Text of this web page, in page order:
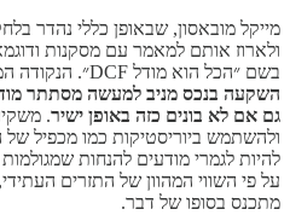
מייקל מובאסון, שבאופן כללי נהדר
בשם ״הכל הוא מודל DCF״. הנקודה המרכזית שלו היא ש
גם אם לא בונים כזה באופן ישיר.
להיות לגמרי מודעים להנחות
על פי השווי המהוון של התזרים
מתכנס בסופו של דבר.